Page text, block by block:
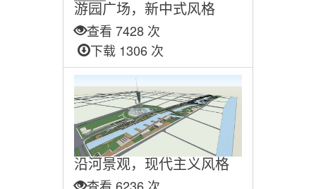
游园广场，新中式风格
查看 7428 次
下载 1306 次
沿河景观，现代主义风格
查看 6236 次